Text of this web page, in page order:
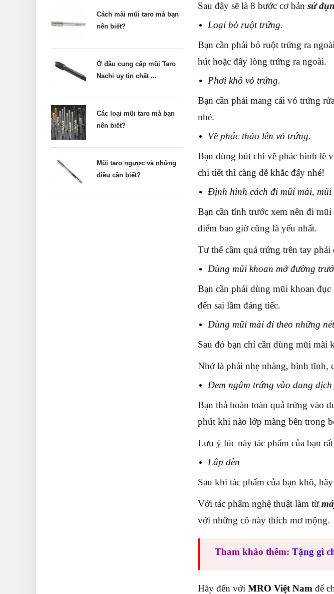
Sau đây sẽ là 8 bước cơ bản sử
Loại bỏ ruột trứng.
Bạn cần phải bỏ ruột trứng ra
hút hoặc đẩy lòng trứng ra ngoài.
Phơi khô vỏ trứng.
Bạn cần phải mang cái vỏ trứng
nhé.
Vẽ phác thảo lên vỏ trứng.
Bạn dùng bút chì vẽ phác hình lê
chi tiết thì càng dễ khắc đấy nhé!
Định hình cách đi mũi mài, mũi
Bạn cần tính trước xem nên đi
điểm bao giờ cũng là yếu nhất.
Tư thế cầm quả trứng trên tay
Dùng mũi khoan mở đường
Bạn cần phải dùng mũi khoan
đến sai lầm đáng tiếc.
Dùng mũi mài đi theo những
Sau đó bạn chỉ cần dùng mũi mài
Nhớ là phải nhẹ nhàng, bình tĩnh,
Đem ngâm trứng vào dung
Bạn thả hoàn toàn quả trứng vào
phút khi nào lớp màng bên trong
Lưu ý lúc này tác phẩm của bạn
Lắp đèn
Sau khi tác phẩm của bạn khô,
Với tác phẩm nghệ thuật làm từ
với những cô này thích mơ mộng.
Tham khảo thêm: Tặng gì
Hãy đến với MRO Việt Nam để
Cách mài mũi taro mà bạn
nên biết?
Ở đâu cung cấp mũi Taro
Nachi uy tín chất ...
Các loại mũi taro mà bạn
nên biết?
Mũi taro ngược và những
điều cần biết?